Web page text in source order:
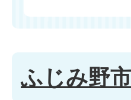
ふじみ野